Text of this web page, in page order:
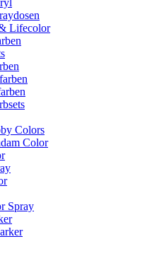
Lifecolor
Colors
Color
Spray